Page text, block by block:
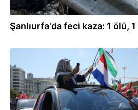
Şanlıurfa'da feci kaza: 1 ölü, 1